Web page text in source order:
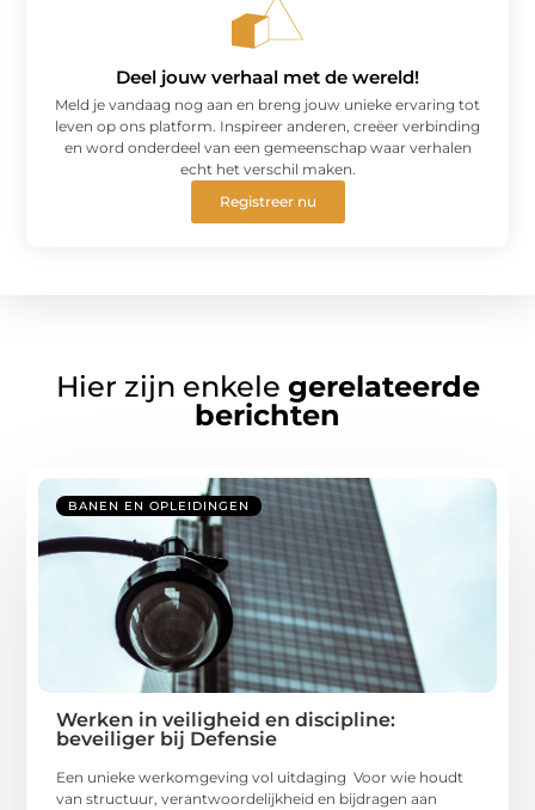
Deel jouw verhaal met de wereld!
Meld je vandaag nog aan en breng jouw unieke ervaring tot
leven op ons platform. Inspireer anderen, creëer verbinding
en word onderdeel van een gemeenschap waar verhalen
echt het verschil maken.
Registreer nu
Hier zijn enkele gerelateerde
berichten
BANEN EN OPLEIDINGEN
Werken in veiligheid en discipline:
beveiliger bij Defensie
Een unieke werkomgeving vol uitdaging Voor wie houdt
van structuur, verantwoordelijkheid en bijdragen aan